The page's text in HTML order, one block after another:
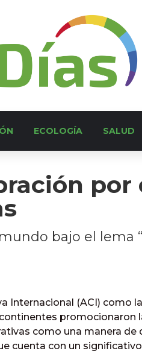
ECOLOGÍA SALUD
bajo el lema
Internacional (ACI) como
promocionaron
como una manera de
cuenta con un